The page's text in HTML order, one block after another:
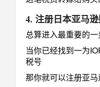
4. 注册日本亚马
总算进入最重要的一
当你已经找到一为
税号
那你就可以注册亚